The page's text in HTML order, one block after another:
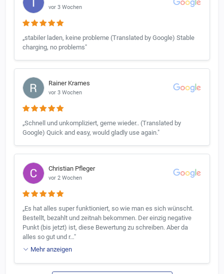
vor 3 Wochen
„stabiler laden, keine probleme (Translated by Google) Stable
charging, no problems"
Rainer Krames
vor 3 Wochen
„Schnell und unkompliziert, gerne wieder.. (Translated by
Google) Quick and easy, would gladly use again."
Christian Pfleger
vor 2 Wochen
„Es hat alles super funktioniert, so wie man es sich wünscht.
Bestellt, bezahlt und zeitnah bekommen. Der einzig negative
Punkt (bis jetzt) ist, diese Bewertung zu schreiben. Aber da
alles so gut und r…"
Mehr anzeigen